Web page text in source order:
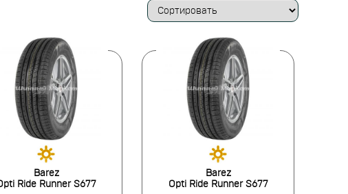
Barez
Ride Runner S677
Barez
Opti Ride Runner S677